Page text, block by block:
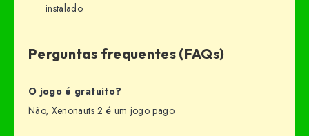
instalado.
Perguntas frequentes (FAQs)
O jogo é gratuito?
Não, Xenonauts 2 é um jogo pago.